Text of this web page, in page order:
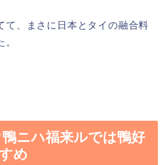
て、まさに日本とタイの融合料
ニハ福来ルでは鴨好
め